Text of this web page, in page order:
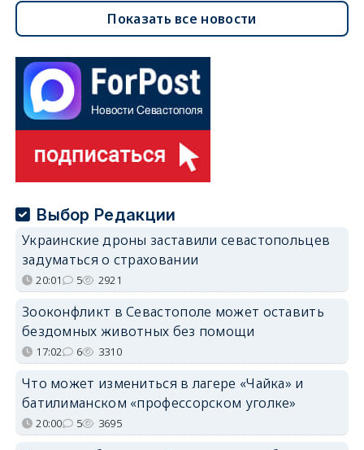
Показать все новости
Выбор Редакции
Украинские дроны заставили севастопольцев
задуматься о страховании
20:01 5 2921
Зооконфликт в Севастополе может оставить
бездомных животных без помощи
17:02 6 3310
Что может измениться в лагере «Чайка» и
батилиманском «профессорском уголке»
20:00 5 3695